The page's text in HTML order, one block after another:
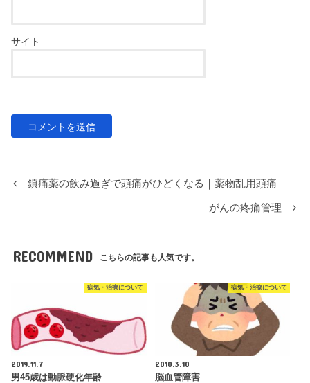
サイト
鎮痛薬の飲み過ぎで頭痛がひどくなる｜薬物乱用頭痛
がんの疼痛管理
RECOMMEND こちらの記事も人気です。
病気・治療について
2019.11.7
男45歳は動脈硬化年齢
病気・治療について
2010.3.10
脳血管障害